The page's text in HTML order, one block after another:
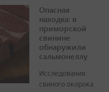
Опасная
находка: в
приморской
свинине
обнаружили
сальмонеллу
Исследования
свиного окорока